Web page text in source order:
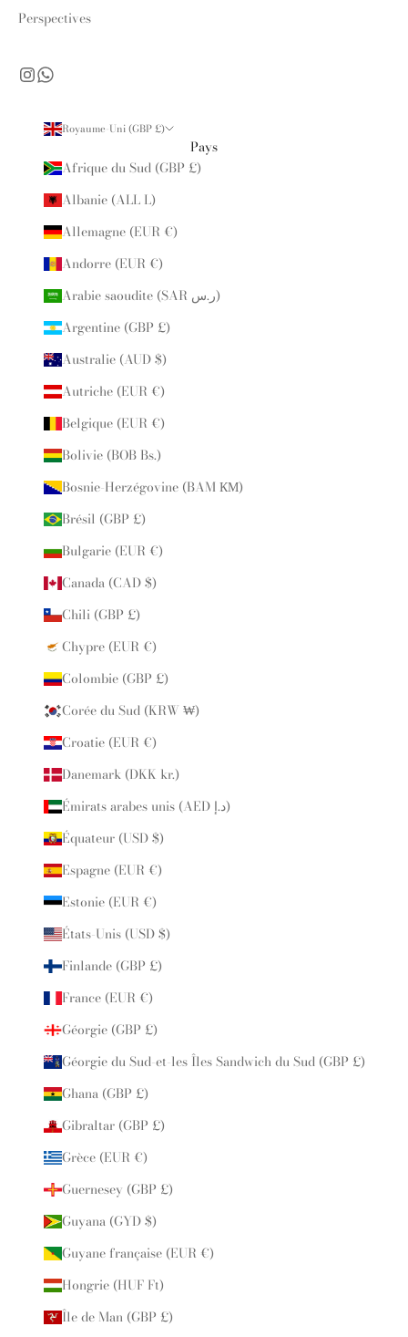
Perspectives
Royaume-Uni (GBP £)
Pays
Afrique du Sud (GBP £)
Albanie (ALL L)
Allemagne (EUR €)
Andorre (EUR €)
Arabie saoudite (SAR ر.س)
Argentine (GBP £)
Australie (AUD $)
Autriche (EUR €)
Belgique (EUR €)
Bolivie (BOB Bs.)
Bosnie-Herzégovine (BAM КМ)
Brésil (GBP £)
Bulgarie (EUR €)
Canada (CAD $)
Chili (GBP £)
Chypre (EUR €)
Colombie (GBP £)
Corée du Sud (KRW ₩)
Croatie (EUR €)
Danemark (DKK kr.)
Émirats arabes unis (AED د.إ)
Équateur (USD $)
Espagne (EUR €)
Estonie (EUR €)
États-Unis (USD $)
Finlande (GBP £)
France (EUR €)
Géorgie (GBP £)
Géorgie du Sud-et-les Îles Sandwich du Sud (GBP £)
Ghana (GBP £)
Gibraltar (GBP £)
Grèce (EUR €)
Guernesey (GBP £)
Guyana (GYD $)
Guyane française (EUR €)
Hongrie (HUF Ft)
Île de Man (GBP £)